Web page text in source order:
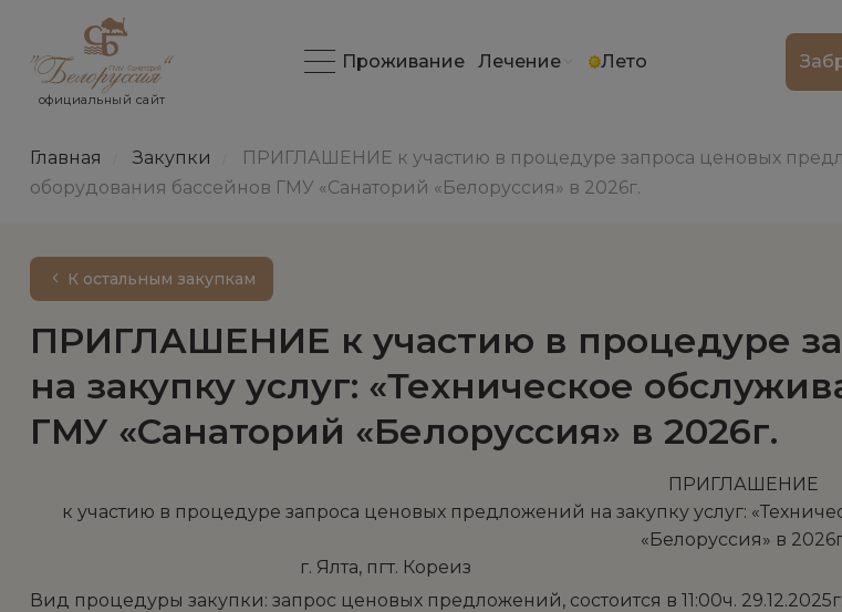
официальный сайт
Проживание Лечение Лето
Главная Закупки
ПРИГЛАШЕНИЕ к участию в процедуре запроса ценовых
оборудования бассейнов ГМУ «Санаторий «Белоруссия» в 2026г.
К остальным закупкам
ПРИГЛАШЕНИЕ к участию в процедуре
на закупку услуг: «Техническое
ГМУ «Санаторий «Белоруссия» в 2026г.
ПРИГЛАШЕНИЕ
к участию в процедуре запроса ценовых предложений на закупку услуг:
«Белоруссия» в
г. Ялта, пгт. Кореиз 22
Вид процедуры закупки: запрос ценовых предложений, состоится в 11:00ч. 29.12.2025г.